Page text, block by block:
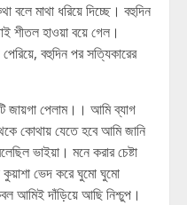
বলে মাথা ধরিয়ে দিচ্ছে। বহুদিন
শীতল হাওয়া বয়ে গেল।
বহুদিন পর সত্যিকারের
জায়গা পেলাম।। আমি ব্যাগ
কোথায় যেতে হবে আমি জানি
ভাইয়া। মনে করার চেষ্টা
কুয়াশা ভেদ করে ঘুমো ঘুমো
আমিই দাঁড়িয়ে আছি নিশ্চুপ।